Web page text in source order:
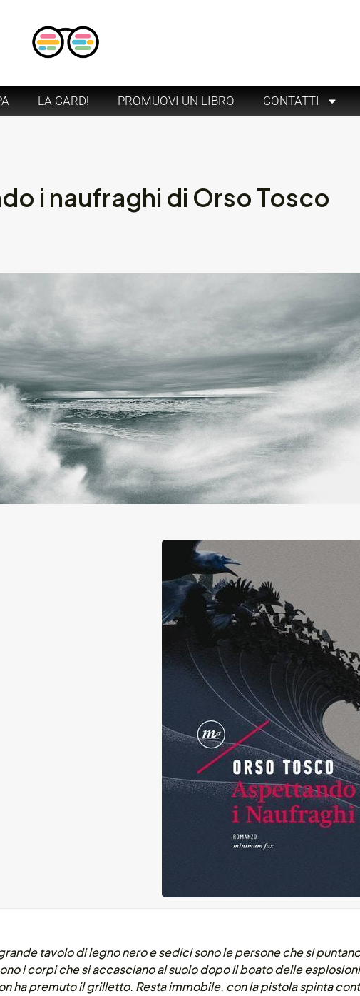
LA CARD! PROMUOVI UN LIBRO CONTATTI
i naufraghi di Orso Tosco
tavolo di legno nero e sedici sono le persone che si
i corpi che si accasciano al suolo dopo il boato delle
ha premuto il grilletto. Resta immobile, con la pistola spinta